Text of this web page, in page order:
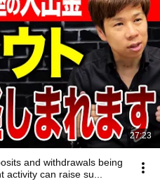
27:23
and withdrawals being
activity can raise su...